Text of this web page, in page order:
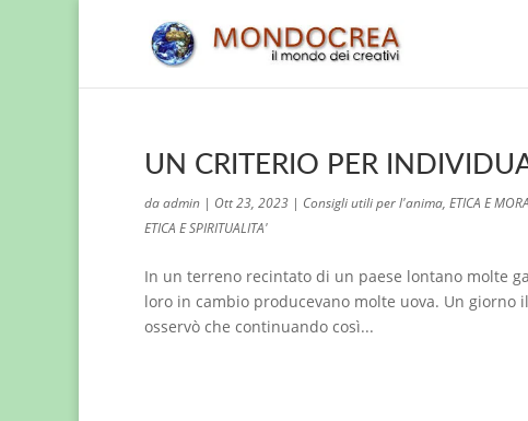
UN CRITERIO PER
daadmin | Ott 23, 2023 | Consigli utili per l'anima, ETICA E
ETICA E SPIRITUALITA'
In un terreno recintato di un paese lontano molte
loro in cambio producevano molte uova. Un giorno
osservò che continuando così...